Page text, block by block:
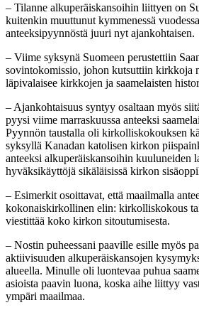
– Tilanne alkuperäiskansoihin liittyen on
kuitenkin muuttunut kymmenessä
anteeksipyynnöstä juuri nyt ajankohtaisen.
– Viime syksynä Suomeen perustettiin
sovintokomissio, johon kutsuttiin kirkkoja
läpivalaisee kirkkojen ja saamelaisten
– Ajankohtaisuus syntyy osaltaan myös
pyysi viime marraskuussa anteeksi
Pyynnön taustalla oli kirkolliskokouksen
syksyllä Kanadan katolisen kirkon
anteeksi alkuperäiskansoihin kuuluneiden
hyväksikäyttöjä sikäläisissä kirkon
– Esimerkit osoittavat, että maailmalla
kokonaiskirkollinen elin: kirkolliskokous
viestittää koko kirkon sitoutumisesta.
– Nostin puheessani paaville esille myös
aktiivisuuden alkuperäiskansojen
alueella. Minulle oli luontevaa puhua
asioista paavin luona, koska aihe liittyy
ympäri maailmaa.